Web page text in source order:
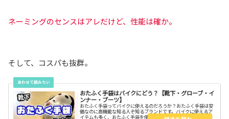
ネーミングのセンスはアレだけど、性能は確か。
そして、コスパも抜群。
おたふく手袋はバイクにどう？【靴下・グローブ・イ
ンナー・ブーツ】
おたふく手袋ってバイクに使えるのだろうか？おたふく手袋は安
価なのに高機能な知る人ぞ知るブランドです。バイクに使えるア
イテムも多く、おたふく手袋を使ってるバイク乗りを見かけるこ